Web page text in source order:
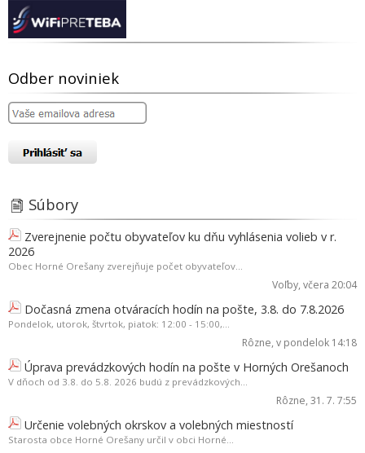
Odber noviniek
Súbory
Zverejnenie počtu obyvateľov ku dňu vyhlásenia volieb v r.
2026
Obec Horné Orešany zverejňuje počet obyvateľov...
Voľby, včera 20:04
Dočasná zmena otváracích hodín na pošte, 3.8. do 7.8.2026
Pondelok, utorok, štvrtok, piatok: 12:00 - 15:00,...
Rôzne, v pondelok 14:18
Úprava prevádzkových hodín na pošte v Horných Orešanoch
V dňoch od 3.8. do 5.8. 2026 budú z prevádzkových...
Rôzne, 31. 7. 7:55
Určenie volebných okrskov a volebných miestností
Starosta obce Horné Orešany určil v obci Horné...